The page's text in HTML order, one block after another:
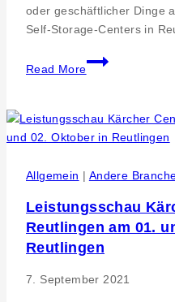
oder geschäftlicher Dinge
Self-Storage-Centers in
Read More
Pressearbeit.
myStorage
–
Platz
im
und
starke
Entwicklung
weitere
Allgemein | Andere
Leistungsschau
Reutlingen am 01.
Reutlingen
7. September 2021